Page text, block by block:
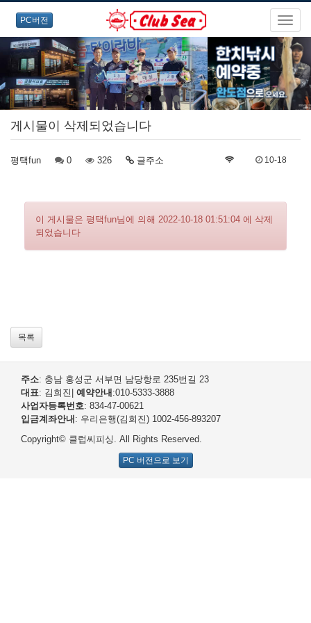
PC버전
게시물이 삭제되었습니다
평택fun 0 326 글주소 10-18
이 게시물은 평택fun님에 의해 2022-10-18 01:51:04 에 삭제
되었습니다
목록
주소: 충남 홍성군 서부면 남당항로 235번길 23
대표: 김희진 예약안내 :010-5333-3888
사업자등록번호: 834-47-00621
입금계좌안내 : 우리은행(김희진) 1002-456-893207
Copyright© 클럽씨피싱. All Rights Reserved.
PC 버전으로 보기